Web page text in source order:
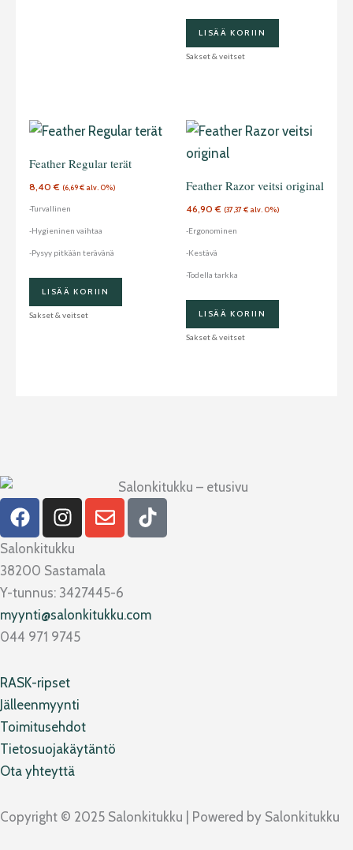
LISÄÄ KORIIN
Sakset & veitset
Feather Regular terät
8,40€ (6,69€ alv. 0%)
-Turvallinen
-Hygieninen vaihtaa
-Pysyy pitkään terävänä
LISÄÄ KORIIN
Sakset & veitset
Feather Razor veitsi original
46,90€ (37,37€ alv. 0%)
-Ergonominen
-Kestävä
-Todella tarkka
LISÄÄ KORIIN
Sakset & veitset
F
a
c
e
b
o
o
k
I
n
s
t
a
g
r
a
E
n
e
l
o
p
T
i
Salonkitukku
38200 Sastamala
Y-tunnus: 3427445-6
myynti@salonkitukku.com
044 971 9745
RASK-ripset
Jälleenmyynti
Toimitusehdot
Tietosuojakäytäntö
Ota yhteyttä
Copyright © 2025 Salonkitukku | Powered by Salonkitukku